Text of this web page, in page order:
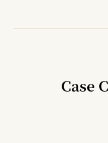
Case